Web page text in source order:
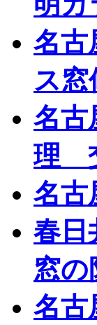
名
ス
名
理
名
春
窓
名